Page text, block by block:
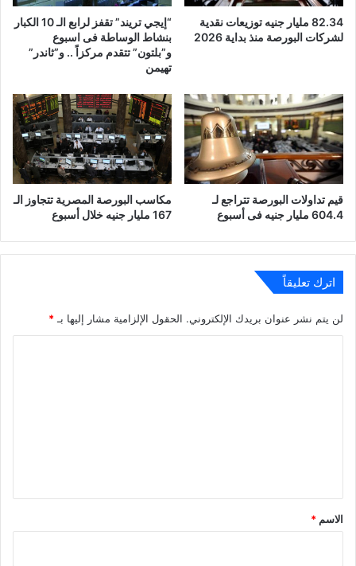
82.34 مليار جنيه توزيعات نقدية
لشركات البورصة منذ بداية 2026
“إيجي تريند” تقفز لرابع الـ 10 الكبار
بنشاط الوساطة فى اسبوع
و”بلتون” تتقدم مركزاً .. و”ثاندر”
تهيمن
قيم تداولات البورصة تتراجع لـ
604.4 مليار جنيه فى أسبوع
مكاسب البورصة المصرية تتجاوز الـ
167 مليار جنيه خلال أسبوع
اترك تعليقاً
لن يتم نشر عنوان بريدك الإلكتروني. الحقول الإلزامية مشار إليها بـ *
*
الاسم *